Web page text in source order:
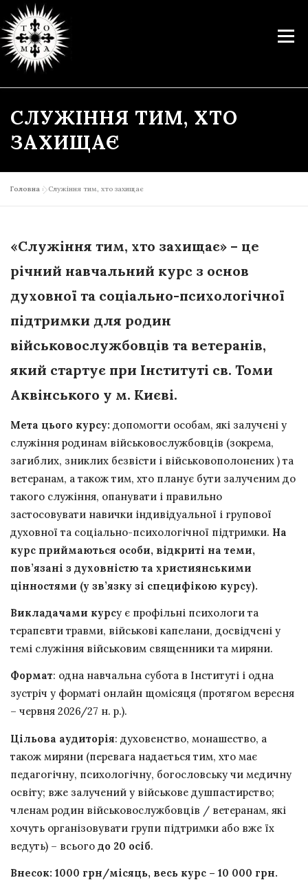
Перейти
до
вмісту
Меню
ПРО НАС НАВЧАННЯ КАТЕХИТИЧНИЙ ЦЕНТР
СЛУЖІННЯ ТИМ, ХТО
ЗАХИЩАЄ
Головна »Служіння тим, хто захищає
«Служіння тим, хто захищає» – це
річний навчальний курс з основ
духовної та соціально-психологічної
підтримки для родин
військовослужбовців та ветеранів,
який стартує при Інституті св. Томи
Аквінського у м. Києві.
Мета цього курсу: допомогти особам, які залучені у
служіння родинам військовослужбовців (зокрема,
загиблих, зниклих безвісти і військовополонених ) та
ветеранам, а також тим, хто планує бути залученим до
такого служіння, опанувати і правильно
застосовувати навички індивідуальної і групової
духовної та соціально-психологічної підтримки. На
курс приймаються особи, відкриті на теми,
пов’язані з духовністю та християнськими
цінностями (у зв’язку зі специфікою курсу).
Викладачами курсу є профільні психологи та
терапевти травми, військові капелани, досвідчені у
темі служіння військовим священники та миряни.
Формат: одна навчальна субота в Інституті і одна
зустріч у форматі онлайн щомісяця (протягом вересня
– червня 2026/27 н. р.).
Цільова аудиторія: духовенство, монашество, а
також миряни (перевага надається тим, хто має
педагогічну, психологічну, богословську чи медичну
освіту; вже залучений у військове душпастирство;
членам родин військовослужбовців / ветеранам, які
хочуть організовувати групи підтримки або вже їх
ведуть) – всього до 20 осіб.
Внесок: 1000 грн/місяць, весь курс – 10 000 грн.